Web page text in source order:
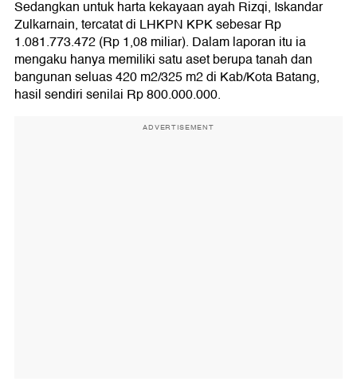
Sedangkan untuk harta kekayaan ayah Rizqi, Iskandar
Zulkarnain, tercatat di LHKPN KPK sebesar Rp
1.081.773.472 (Rp 1,08 miliar). Dalam laporan itu ia
mengaku hanya memiliki satu aset berupa tanah dan
bangunan seluas 420 m2/325 m2 di Kab/Kota Batang,
hasil sendiri senilai Rp 800.000.000.
ADVERTISEMENT